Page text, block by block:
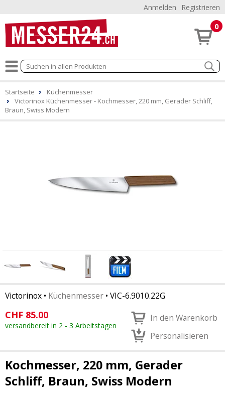
Anmelden Registrieren
0
Startseite
Küchenmesser
Victorinox Küchenmesser - Kochmesser, 220 mm, Gerader Schliff,
Braun, Swiss Modern
Victorinox • Küchenmesser • VIC-6.9010.22G
CHF 85.00
versandbereit in 2 - 3 Arbeitstagen
In den Warenkorb
Personalisieren
Kochmesser, 220 mm, Gerader
Schliff, Braun, Swiss Modern